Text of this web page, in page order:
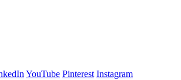
YouTube Pinterest Instagram